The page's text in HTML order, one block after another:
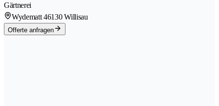
Gärtnerei
Wydematt 46130 Willisau
Offerte anfragen